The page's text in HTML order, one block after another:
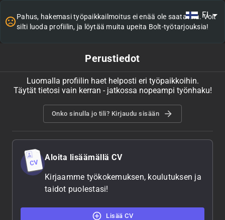
FI
Pahus, hakemasi työpaikkailmoitus ei enää ole saatavilla. Voit
silti luoda profiilin, ja löytää muita upeita Bolt-työtarjouksia!
Perustiedot
Luomalla profiilin haet helposti eri työpaikkoihin.
Täytät tietosi vain kerran - jatkossa nopeampi työnhaku!
Onko sinulla jo tili? Kirjaudu sisään
Aloita lisäämällä CV
Kirjaamme työkokemuksen, koulutuksen ja
taidot puolestasi!
Lisää CV